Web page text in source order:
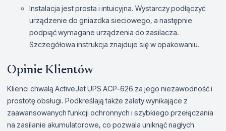
Instalacja jest prosta i intuicyjna. Wystarczy podłączyć
urządzenie do gniazdka sieciowego, a następnie
podpiąć wymagane urządzenia do zasilacza.
Szczegółowa instrukcja znajduje się w opakowaniu.
Opinie Klientów
Klienci chwalą ActiveJet UPS ACP-626 za jego niezawodność i
prostotę obsługi. Podkreślają także zalety wynikające z
zaawansowanych funkcji ochronnych i szybkiego przełączania
na zasilanie akumulatorowe, co pozwala uniknąć nagłych